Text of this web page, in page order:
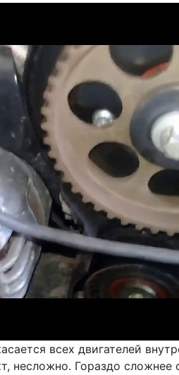
всех двигателей
несложно. Гораздо